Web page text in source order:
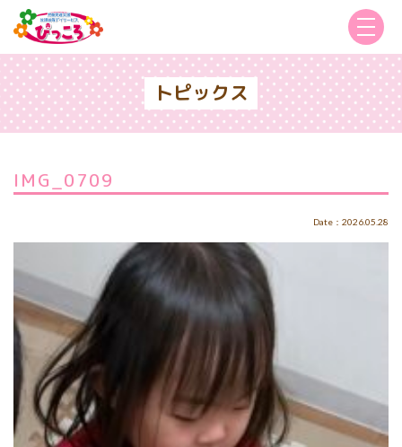
トピックス
IMG_0709
Date：2026.05.28